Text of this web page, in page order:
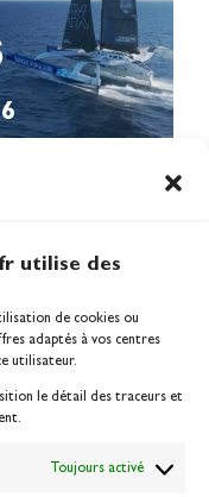
utilise des
de cookies ou
adaptés à vos centres
utilisateur.
le détail des traceurs et
Toujours activé